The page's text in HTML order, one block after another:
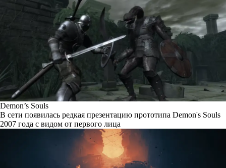
Demon’s Souls
В сети появилась редкая презентацию прототипа Demon's Souls
2007 года с видом от первого лица